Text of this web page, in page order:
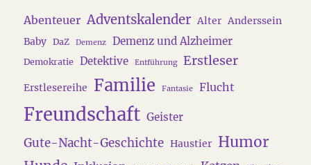
Abenteuer Adventskalender Alter Anderssein
Baby
DaZ Demenz Demenz und Alzheimer
Demokratie Detektive Entführung Erstleser
Erstlesereihe Familie Fantasie Flucht
Freundschaft Geister
Gute-Nacht-Geschichte Haustier Humor